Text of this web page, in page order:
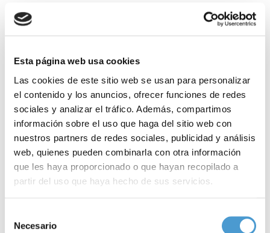
Esta página web usa cookies
Las cookies de este sitio web se usan para personalizar
el contenido y los anuncios, ofrecer funciones de redes
sociales y analizar el tráfico. Además, compartimos
información sobre el uso que haga del sitio web con
nuestros partners de redes sociales, publicidad y análisis
web, quienes pueden combinarla con otra información
que les haya proporcionado o que hayan recopilado a
partir del uso que haya hecho de sus servicios.
de cookies
Necesario
la que correspondería al peso social de este grupo poblacional.
Asimismo, como denuncia el CERMI, “también ha socavado el
derecho a la salud, a la asistencia sanitaria
ni exclusiones por motivos bastardos, que ha sido de los más
laminados durante esta crisis. Denegaciones de atención,
selecciónen función de las características de la persona
enferma, rechazando a quienes por presentar una discapacidad
o tener unaedad avanzadase consideraba quesu vida era de
inferior valorfrente a otras más aventajadas”.
comunicación, con medios y canales, incluidos algunos públicos,